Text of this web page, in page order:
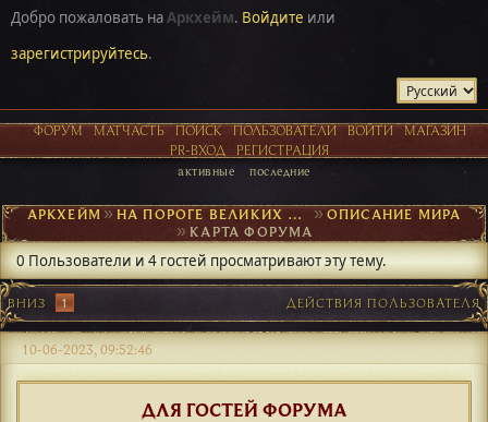
Добро пожаловать наАркхейм. Войдите или
зарегистрируйтесь.
ФОРУМ МАТЧАСТЬ ПОИСК ПОЛЬЗОВАТЕЛИ ВОЙТИ
МАГАЗИН
PR-ВХОД
РЕГИСТРАЦИЯ
активные последние
АРКХЕЙМ► НА ПОРОГЕ ВЕЛИКИХ ОТКРЫТИЙ ►ОПИСАНИЕ МИРА
►КАРТА ФОРУМА
0 Пользователи и 4 гостей просматривают эту тему.
ВНИЗ 1 ДЕЙСТВИЯ ПОЛЬЗОВАТЕЛЯ
10-06-2023, 09:52:46
ДЛЯ ГОСТЕЙ ФОРУМА